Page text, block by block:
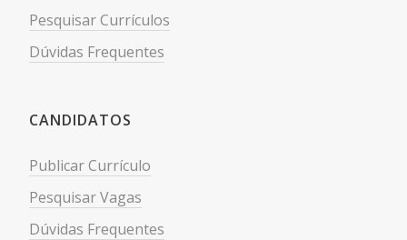
Pesquisar Currículos
Dúvidas Frequentes
CANDIDATOS
Publicar Currículo
Pesquisar Vagas
Dúvidas Frequentes